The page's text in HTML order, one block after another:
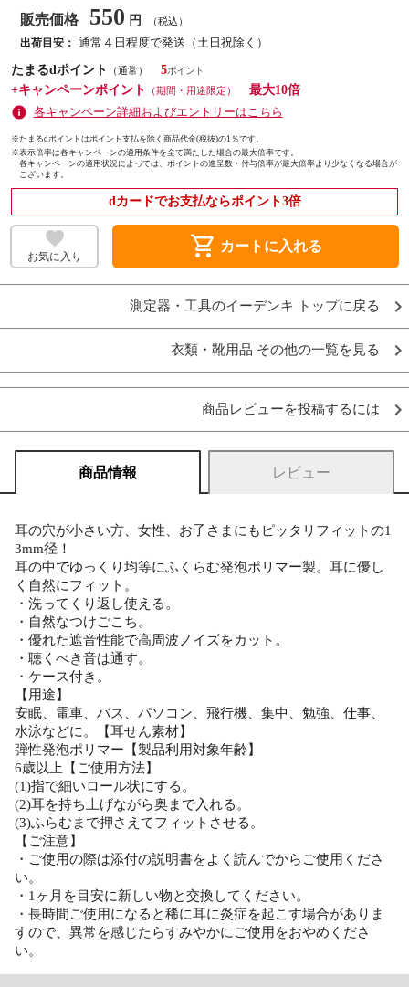
販売価格 550 円 （税込）
出荷目安： 通常４日程度で発送（土日祝除く）
たまるdポイント
（通常）
5
+キャンペーンポイント
（期間・用途限定）
最大10倍
各キャンペーン詳細およびエントリーはこちら
※たまるdポイントはポイント支払を除く商品代金(税抜)の1％です。
※表示倍率は各キャンペーンの適用条件を全て満たした場合の最大倍率です。
各キャンペーンの適用状況によっては、ポイントの進呈数・付与倍率が最大倍率より少なくなる場合が
ございます。
dカードでお支払ならポイント3倍
お気に入り shopping_cart カートに入れる
測定器・工具のイーデンキ トップに戻る
衣類・靴用品 その他の一覧を見る
商品レビューを投稿するには
商品情報 レビュー
耳の穴が小さい方、女性、お子さまにもピッタリフィットの1
3mm径！
耳の中でゆっくり均等にふくらむ発泡ポリマー製。耳に優し
く自然にフィット。
・洗ってくり返し使える。
・自然なつけごこち。
・優れた遮音性能で高周波ノイズをカット。
・聴くべき音は通す。
・ケース付き。
【用途】
安眠、電車、バス、パソコン、飛行機、集中、勉強、仕事、
水泳などに。【耳せん素材】
弾性発泡ポリマー【製品利用対象年齢】
6歳以上【ご使用方法】
(1)指で細いロール状にする。
(2)耳を持ち上げながら奥まで入れる。
(3)ふらむまで押さえてフィットさせる。
【ご注意】
・ご使用の際は添付の説明書をよく読んでからご使用くださ
い。
・1ヶ月を目安に新しい物と交換してください。
・長時間ご使用になると稀に耳に炎症を起こす場合がありま
すので、異常を感じたらすみやかにご使用をおやめくださ
い。